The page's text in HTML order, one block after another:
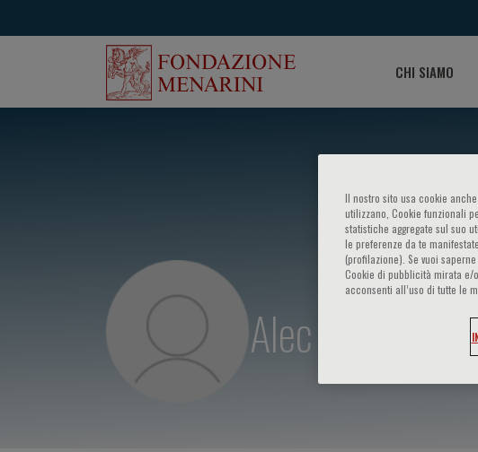
CHI SIAMO
Alec Vahanian
Il nostro sito usa cookie
utilizzano, Cookie funzionali
statistiche aggregate sul suo
le preferenze da te
(profilazione). Se vuoi
Cookie di pubblicità mirata e/o
acconsenti all’uso di tutte le